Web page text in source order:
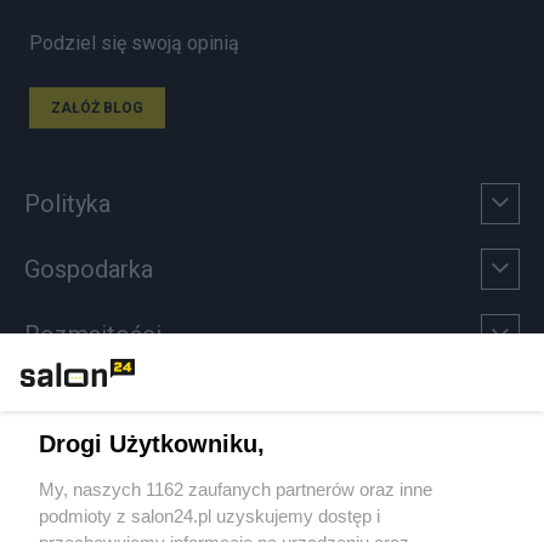
Podziel się swoją opinią
ZAŁÓŻ BLOG
Polityka
Gospodarka
Rozmaitości
Sport
Społeczeństwo
Drogi Użytkowniku,
My, naszych 1162 zaufanych partnerów oraz inne
podmioty z salon24.pl uzyskujemy dostęp i